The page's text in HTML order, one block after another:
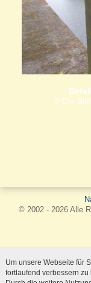
© Die
© 2002 - 2026 Alle
Um unsere Webseite für
fortlaufend verbessern zu